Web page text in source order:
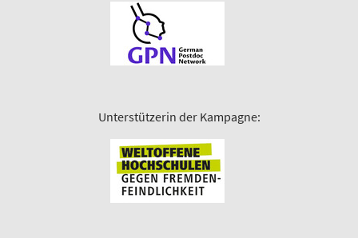
Unterstützerin der Kampagne: